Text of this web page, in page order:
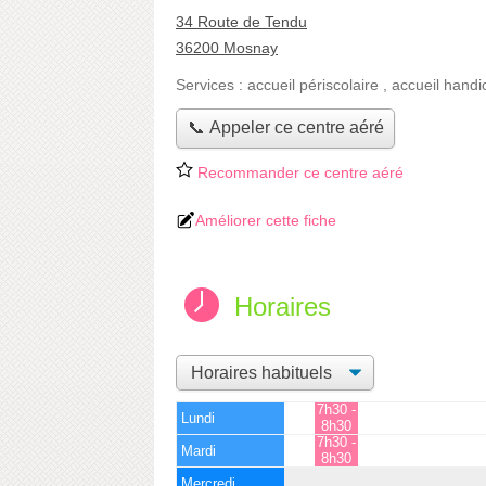
34 Route de Tendu
36200 Mosnay
Services : accueil périscolaire accueil
📞 Appeler ce centre aéré
Recommander ce centre aéré
Améliorer cette fiche
Horaires
Lundi
7h30 -
8h30
Mardi
7h30 -
8h30